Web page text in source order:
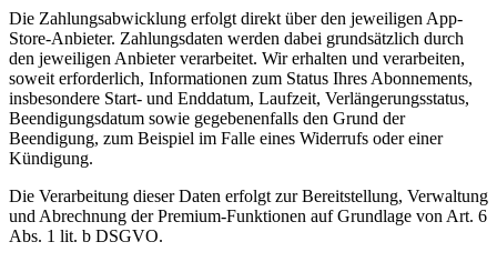
Die Zahlungsabwicklung erfolgt direkt über den jeweiligen App-
Store-Anbieter. Zahlungsdaten werden dabei grundsätzlich durch
den jeweiligen Anbieter verarbeitet. Wir erhalten und verarbeiten,
soweit erforderlich, Informationen zum Status Ihres Abonnements,
insbesondere Start- und Enddatum, Laufzeit, Verlängerungsstatus,
Beendigungsdatum sowie gegebenenfalls den Grund der
Beendigung, zum Beispiel im Falle eines Widerrufs oder einer
Kündigung.
Die Verarbeitung dieser Daten erfolgt zur Bereitstellung, Verwaltung
und Abrechnung der Premium-Funktionen auf Grundlage von Art. 6
Abs. 1 lit. b DSGVO.